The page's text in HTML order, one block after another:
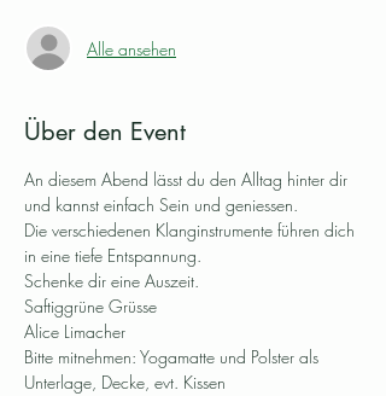
Alle ansehen
Über den Event
An diesem Abend lässt du den Alltag hinter dir
und kannst einfach Sein und geniessen.
Die verschiedenen Klanginstrumente führen dich
in eine tiefe Entspannung.
Schenke dir eine Auszeit.
Saftiggrüne Grüsse
Alice Limacher
Bitte mitnehmen: Yogamatte und Polster als
Unterlage, Decke, evt. Kissen